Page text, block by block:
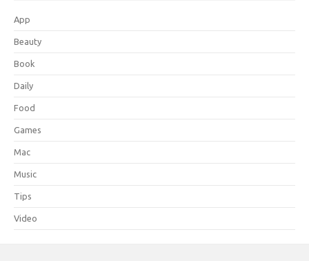
App
Beauty
Book
Daily
Food
Games
Mac
Music
Tips
Video